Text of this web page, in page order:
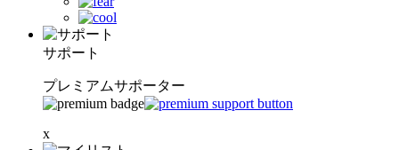
サポート
プレミアムサポーター
x